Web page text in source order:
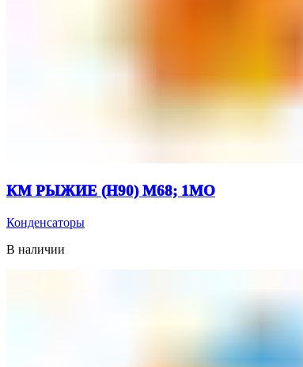
КМ РЫЖИЕ (Н90) М68; 1МО
Конденсаторы
В наличии